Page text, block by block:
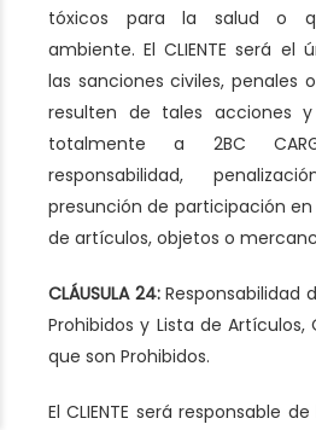
tóxicos para la salud o
ambiente. El CLIENTE será el
las sanciones civiles, penales
resulten de tales acciones
totalmente a 2BC
responsabilidad,
presunción de participación
de artículos, objetos o
CLÁUSULA 24:Responsabilidad
Prohibidos y Lista de
que son Prohibidos.
El CLIENTE será responsable